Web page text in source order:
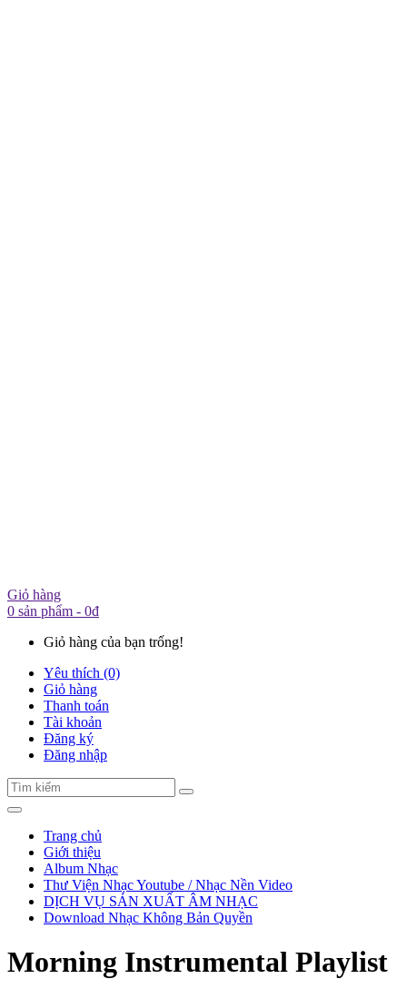
Giỏ hàng
0 sản phẩm - 0đ
Giỏ hàng của bạn trống!
Yêu thích (0)
Giỏ hàng
Thanh toán
Tài khoản
Đăng ký
Đăng nhập
Trang chủ
Giới thiệu
Album Nhạc
Thư Viện Nhạc Youtube / Nhạc Nền Video
DỊCH VỤ SẢN XUẤT ÂM NHẠC
Download Nhạc Không Bản Quyền
Morning Instrumental Playlist